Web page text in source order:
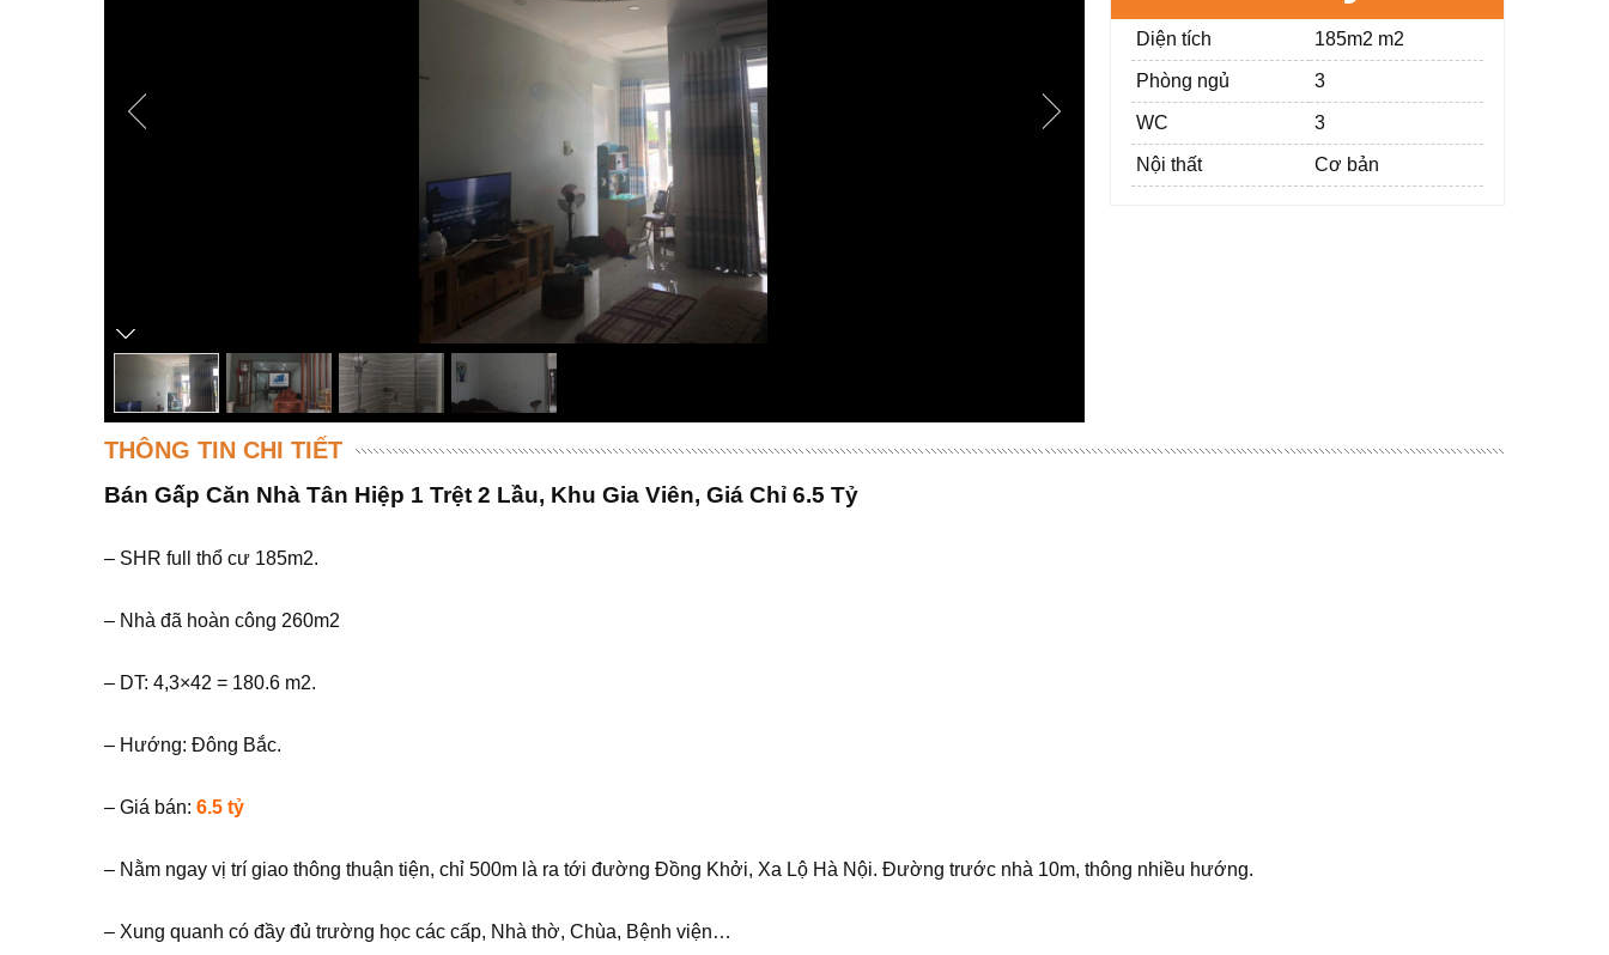
Diện tích 185m2 m2
Phòng ngủ 3
WC 3
Nội thất Cơ bản
THÔNG TIN CHI TIẾT
Bán Gấp Căn Nhà Tân Hiệp 1 Trệt 2 Lầu, Khu Gia Viên, Giá Chỉ 6.5 Tỷ
– SHR full thổ cư 185m2.
– Nhà đã hoàn công 260m2
– DT: 4,3×42 = 180.6 m2.
– Hướng: Đông Bắc.
– Giá bán: 6.5 tỷ
– Nằm ngay vị trí giao thông thuận tiện, chỉ 500m là ra tới đường Đồng Khởi, Xa Lộ Hà Nội. Đường trước nhà 10m, thông nhiều hướng.
– Xung quanh có đầy đủ trường học các cấp, Nhà thờ, Chùa, Bệnh viện…